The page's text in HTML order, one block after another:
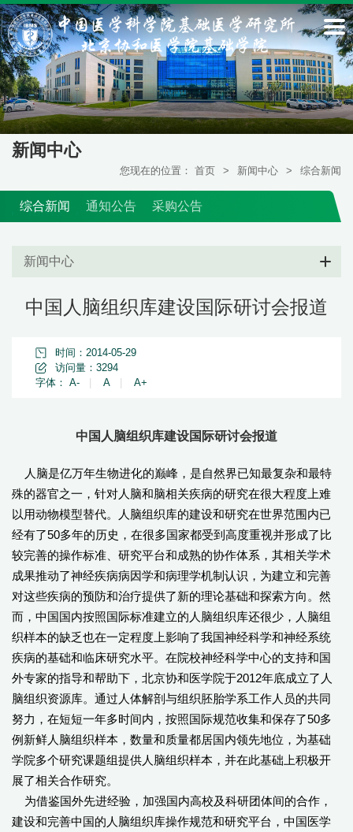
新闻中心
您现在的位置： 首页 > 新闻中心 > 综合新闻
综合新闻 通知公告 采购公告
新闻中心
中国人脑组织库建设国际研讨会报道
时间：2014-05-29
访问量： 3294
字体： A- A A+
中国人脑组织库建设国际研讨会报道
人脑是亿万年生物进化的巅峰，是自然界已知最复杂和最特
殊的器官之一，针对人脑和脑相关疾病的研究在很大程度上难
以用动物模型替代。人脑组织库的建设和研究在世界范围内已
经有了50多年的历史，在很多国家都受到高度重视并形成了比
较完善的操作标准、研究平台和成熟的协作体系，其相关学术
成果推动了神经疾病病因学和病理学机制认识，为建立和完善
对这些疾病的预防和治疗提供了新的理论基础和探索方向。然
而，中国国内按照国际标准建立的人脑组织库还很少，人脑组
织样本的缺乏也在一定程度上影响了我国神经科学和神经系统
疾病的基础和临床研究水平。在院校神经科学中心的支持和国
外专家的指导和帮助下，北京协和医学院于2012年底成立了人
脑组织资源库。通过人体解剖与组织胚胎学系工作人员的共同
努力，在短短一年多时间内，按照国际规范收集和保存了50多
例新鲜人脑组织样本，数量和质量都居国内领先地位，为基础
学院多个研究课题组提供人脑组织样本，并在此基础上积极开
展了相关合作研究。
为借鉴国外先进经验，加强国内高校及科研团体间的合作，
建设和完善中国的人脑组织库操作规范和研究平台，中国医学